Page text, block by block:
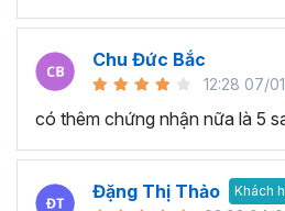
Chu Đức Bắc
12:28 07/
có thêm chứng nhận nữa là 5
Đặng Thị Thảo Khách